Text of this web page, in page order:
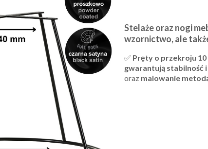
Stelaże oraz nogi
wzornictwo, ale
✅ Pręty o przekroju 10
gwarantują stabilność i
oraz malowanie